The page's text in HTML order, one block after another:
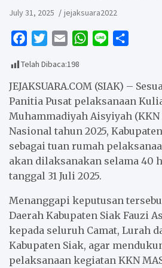
July 31, 2025 jejaksuara2022
c
e
b
o
o
k
i
t
t
e
r
a
i
l
W
t
s
A
p
p
e
r
e
Telah Dibaca:198
JEJAKSUARA.COM (SIAK) –
Panitia Pusat pelaksanaan
Muhammadiyah Aisyiyah
Nasional tahun 2025,
sebagai tuan rumah
akan dilaksanakan selama 40
tanggal 31 Juli 2025.
Menanggapi keputusan
Daerah Kabupaten Siak Fauzi
kepada seluruh Camat, Lurah
Kabupaten Siak, agar
pelaksanaan kegiatan KKN